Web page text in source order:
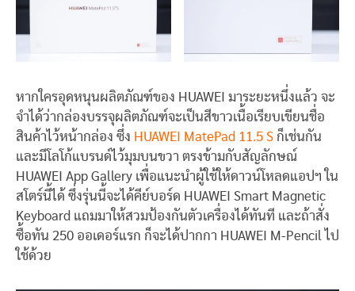
หากใครอุดหนุนผลิตภัณฑ์ของ HUAWEI มาระยะหนึ่งแล้ว จะ
จำได้ว่ากล่องบรรจุผลิตภัณฑ์จะเป็นสีขาวเนื้อเรียบเขียนชื่อ
สินค้าไว้หน้ากล่อง ซึ่ง HUAWEI MatePad 11.5 S ก็เช่นกัน
และมีโลโก้แบรนด์ไว้มุมบนขวา ตรงข้ามกับสัญลักษณ์
HUAWEI App Gallery เพื่อแนะนำผู้ใช้ให้ดาวน์โหลดแอปฯ ใน
สโตร์นี้ได้ ซึ่งรุ่นนี้จะได้คีย์บอร์ด HUAWEI Smart Magnetic
Keyboard แถมมาให้สวมป้องกันตัวเครื่องได้ทันที และถ้าสั่ง
ซื้อทัน 250 ออเดอร์แรก ก็จะได้ปากกา HUAWEI M-Pencil ไป
ใช้ด้วย